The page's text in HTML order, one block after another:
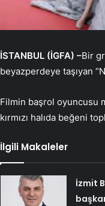
İSTANBUL (İGFA) –Bir
beyazperdeye taşıyan
Filmin başrol oyuncusu
kırmızı halıda beğeni
İlgili Makaleler
İzmit